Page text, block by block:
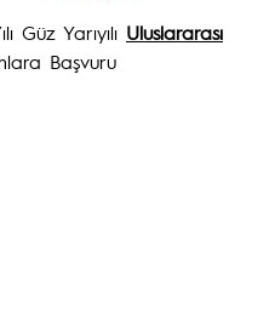
Güz Yarıyılı Uluslararası
Başvuru